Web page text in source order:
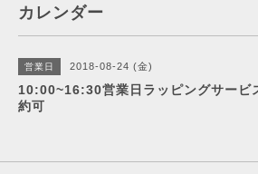
カレンダー
営業日 2018-08-24 (金)
10:00~16:30営業日ラッピングサービ
約可